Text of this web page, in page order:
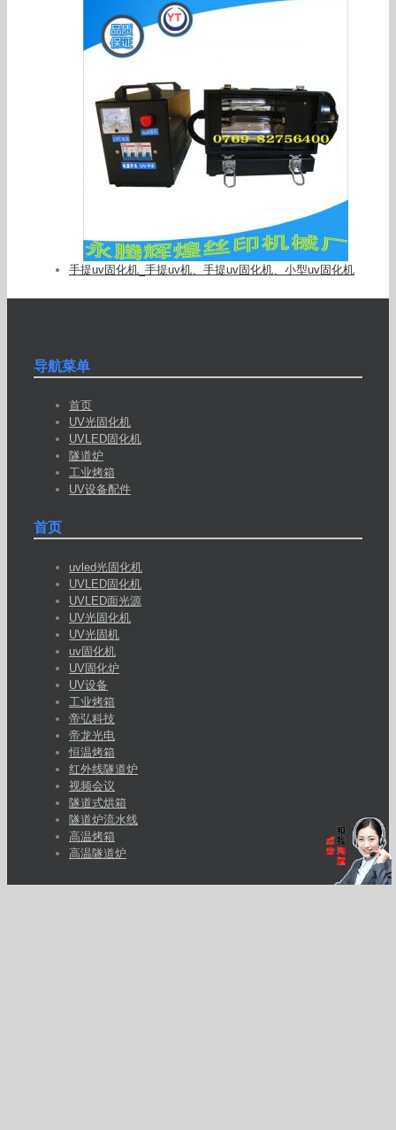
手提uv固化机_手提uv机、手提uv固化机、小型uv固化机
导航菜单
首页
UV光固化机
UVLED固化机
隧道炉
工业烤箱
UV设备配件
首页
uvled光固化机
UVLED固化机
UVLED面光源
UV光固化机
UV光固机
uv固化机
UV固化炉
UV设备
工业烤箱
帝弘科技
帝龙光电
恒温烤箱
红外线隧道炉
视频会议
隧道式烘箱
隧道炉流水线
高温烤箱
高温隧道炉